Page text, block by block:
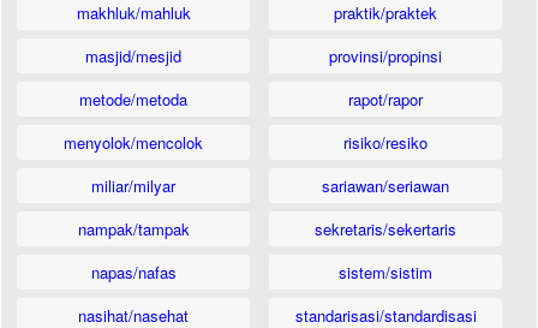
makhluk/mahluk
masjid/mesjid
metode/metoda
menyolok/mencolok
miliar/milyar
nampak/tampak
napas/nafas
nasihat/nasehat
praktik/praktek
provinsi/propinsi
rapot/rapor
risiko/resiko
sariawan/seriawan
sekretaris/sekertaris
sistem/sistim
standarisasi/standardisasi